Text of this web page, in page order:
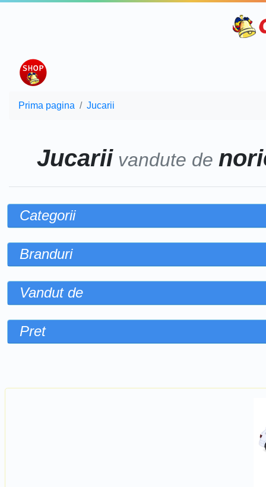
Prima pagina Jucarii
Jucariivandute de
Categorii
Branduri
Vandut de
Pret